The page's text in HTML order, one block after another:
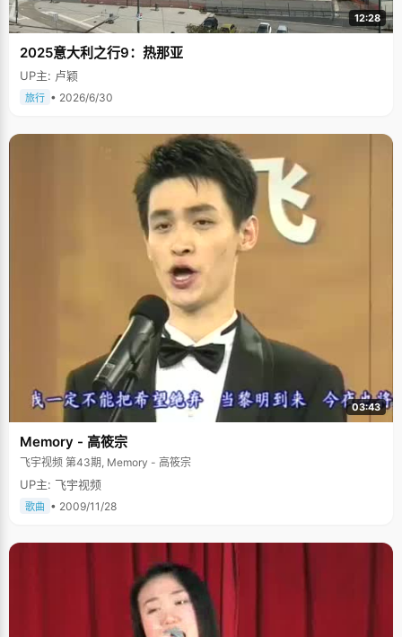
12:28
2025意大利之行9：热那亚
UP主: 卢颖
旅行 • 2026/6/30
03:43
Memory - 高筱宗
飞宇视频 第43期, Memory - 高筱宗
UP主: 飞宇视频
歌曲 • 2009/11/28